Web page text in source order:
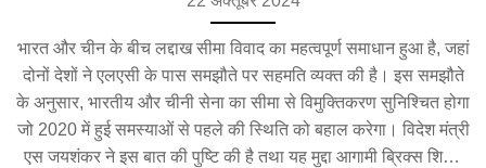
भारत और चीन के बीच लद्दाख सीमा विवाद का महत्वपूर्ण समाधान हुआ है, जहां
दोनों देशों ने एलएसी के पास समझौते पर सहमति व्यक्त की है। इस समझौते
के अनुसार, भारतीय और चीनी सेना का सीमा से विमुक्तिकरण सुनिश्चित होगा
जो 2020 में हुई समस्याओं से पहले की स्थिति को बहाल करेगा। विदेश मंत्री
एस जयशंकर ने इस बात की पुष्टि की है तथा यह मुद्दा आगामी ब्रिक्स शिखर